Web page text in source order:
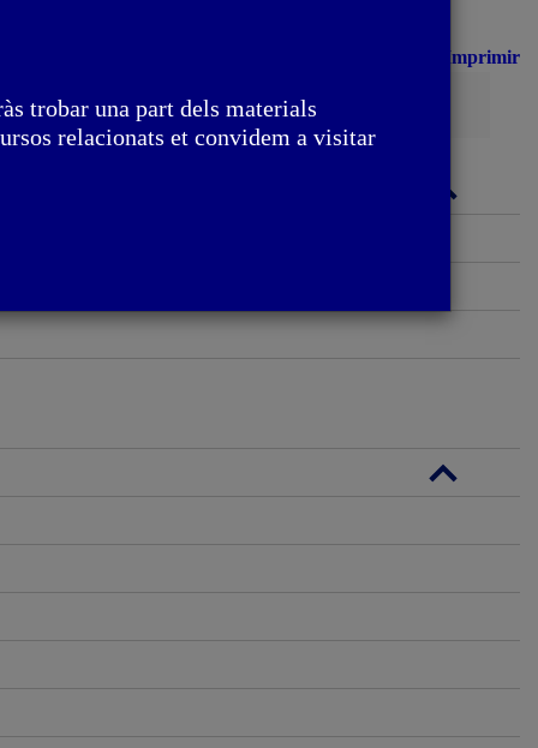
Imprimir
trobar una part dels materials
relacionats et convidem a visitar